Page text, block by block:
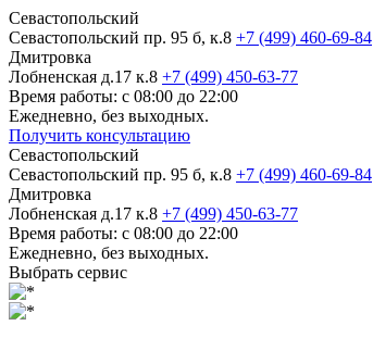
Севастопольский
Севастопольский пр. 95 б, к.8 +7 (499) 460-69-84
Дмитровка
Лобненская д.17 к.8 +7 (499) 450-63-77
Время работы: с 08:00 до 22:00
Ежедневно, без выходных.
Получить консультацию
Севастопольский
Севастопольский пр. 95 б, к.8 +7 (499) 460-69-84
Дмитровка
Лобненская д.17 к.8 +7 (499) 450-63-77
Время работы: с 08:00 до 22:00
Ежедневно, без выходных.
Выбрать сервис